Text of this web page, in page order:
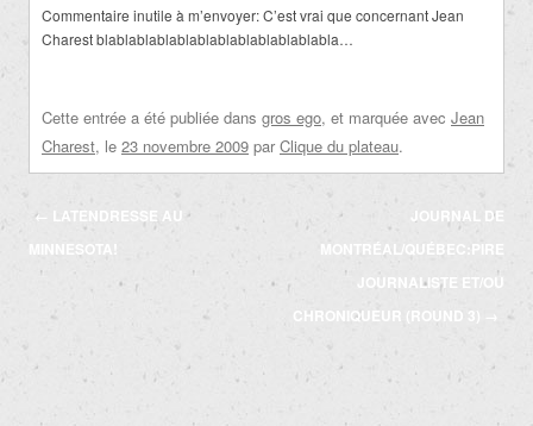
Commentaire inutile à m’envoyer: C’est vrai que concernant Jean
Charest blablablablablablablablablablablabla…
Cette entrée a été publiée dans gros ego, et marquée avec Jean
Charest, le 23 novembre 2009 par Clique du plateau.
Navigation
des
←
LATENDRESSE AU
MINNESOTA!
JOURNAL DE
MONTRÉAL/QUÉBEC:PIRE
JOURNALISTE ET/OU
CHRONIQUEUR (ROUND 3)
→